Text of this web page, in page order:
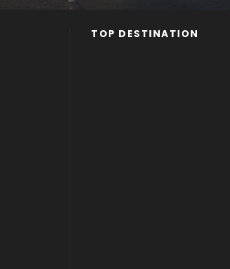
TOP DESTINATION